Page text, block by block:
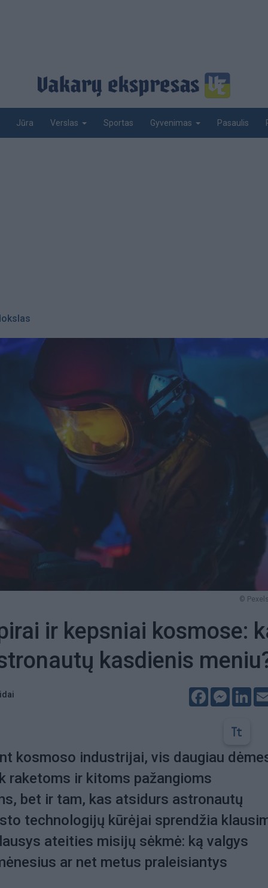
Jūra Verslas Sportas Gyvenimas Pasaulis
©
ir kepsniai kosmose:
kasdienis
Facebook
kosmoso industrijai, vis daugiau
raketoms ir kitoms pažangioms
bet ir tam, kas atsidurs astronautų
technologijų kūrėjai sprendžia
ateities misijų sėkmė: ką valgys
ar net metus praleisiantys